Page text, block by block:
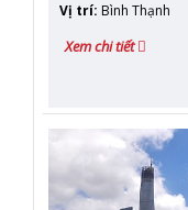
Vị trí: Bình Thạnh
Xem chi tiết